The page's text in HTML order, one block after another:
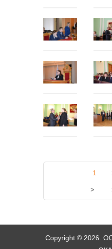
1
>
Copyright © 2026.